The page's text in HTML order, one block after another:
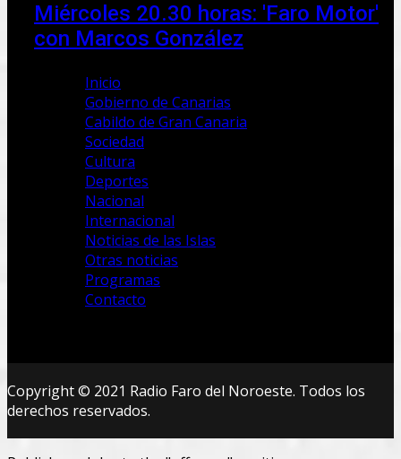
Miércoles 20.30 horas: 'Faro Motor'
con Marcos González
Inicio
Gobierno de Canarias
Cabildo de Gran Canaria
Sociedad
Cultura
Deportes
Nacional
Internacional
Noticias de las Islas
Otras noticias
Programas
Contacto
Copyright © 2021 Radio Faro del Noroeste. Todos los
derechos reservados.